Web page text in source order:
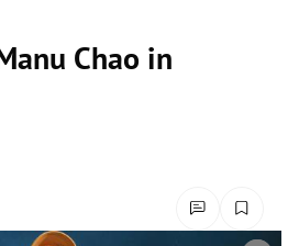
Chao in